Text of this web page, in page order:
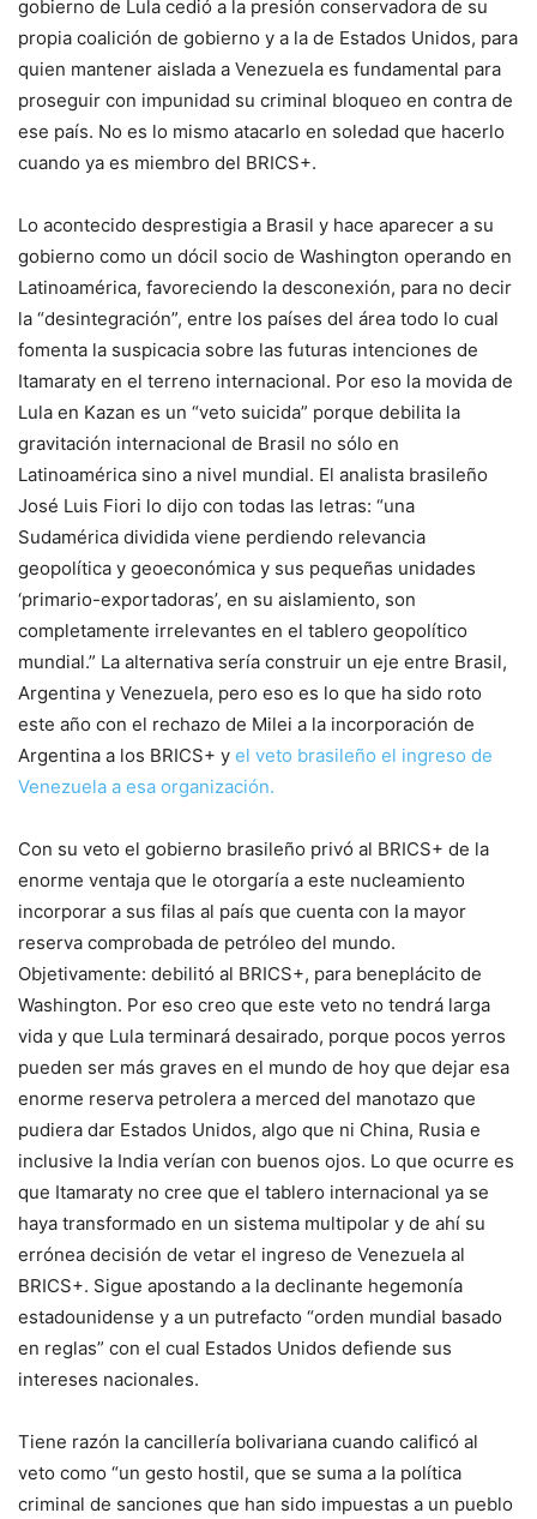
gobierno de Lula cedió a la presión conservadora de su
propia coalición de gobierno y a la de Estados Unidos, para
quien mantener aislada a Venezuela es fundamental para
proseguir con impunidad su criminal bloqueo en contra de
ese país. No es lo mismo atacarlo en soledad que hacerlo
cuando ya es miembro del BRICS+.
Lo acontecido desprestigia a Brasil y hace aparecer a su
gobierno como un dócil socio de Washington operando en
Latinoamérica, favoreciendo la desconexión, para no decir
la “desintegración”, entre los países del área todo lo cual
fomenta la suspicacia sobre las futuras intenciones de
Itamaraty en el terreno internacional. Por eso la movida de
Lula en Kazan es un “veto suicida” porque debilita la
gravitación internacional de Brasil no sólo en
Latinoamérica sino a nivel mundial. El analista brasileño
José Luis Fiori lo dijo con todas las letras: “una
Sudamérica dividida viene perdiendo relevancia
geopolítica y geoeconómica y sus pequeñas unidades
‘primario-exportadoras’, en su aislamiento, son
completamente irrelevantes en el tablero geopolítico
mundial.” La alternativa sería construir un eje entre Brasil,
Argentina y Venezuela, pero eso es lo que ha sido roto
este año con el rechazo de Milei a la incorporación de
Argentina a los BRICS+ y el veto brasileño el ingreso de
Venezuela a esa organización.
Con su veto el gobierno brasileño privó al BRICS+ de la
enorme ventaja que le otorgaría a este nucleamiento
incorporar a sus filas al país que cuenta con la mayor
reserva comprobada de petróleo del mundo.
Objetivamente: debilitó al BRICS+, para beneplácito de
Washington. Por eso creo que este veto no tendrá larga
vida y que Lula terminará desairado, porque pocos yerros
pueden ser más graves en el mundo de hoy que dejar esa
enorme reserva petrolera a merced del manotazo que
pudiera dar Estados Unidos, algo que ni China, Rusia e
inclusive la India verían con buenos ojos. Lo que ocurre es
que Itamaraty no cree que el tablero internacional ya se
haya transformado en un sistema multipolar y de ahí su
errónea decisión de vetar el ingreso de Venezuela al
BRICS+. Sigue apostando a la declinante hegemonía
estadounidense y a un putrefacto “orden mundial basado
en reglas” con el cual Estados Unidos defiende sus
intereses nacionales.
Tiene razón la cancillería bolivariana cuando calificó al
veto como “un gesto hostil, que se suma a la política
criminal de sanciones que han sido impuestas a un pueblo